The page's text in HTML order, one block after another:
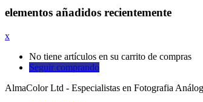
elementos añadidos recientemente
x
No tiene artículos en su carrito de compras
Seguir comprando
AlmaColor Ltd - Especialistas en Fotografia